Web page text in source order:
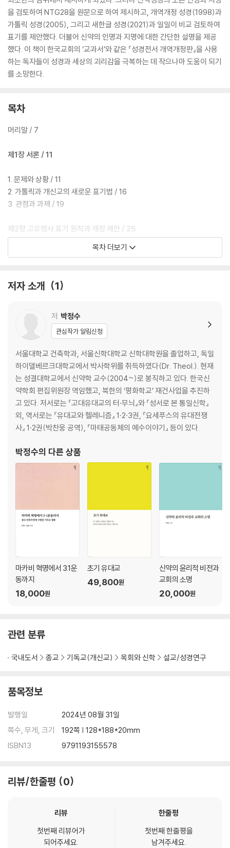
을 검토하여 NTG28을 원문으로 하여 제시하고, 개역개정 성경(1998)과
가톨릭 성경(2005), 그리고 새한글 성경(2021)과 일일이 비교 검토하여
표기를 제안했다. 더불어 신약의 인명과 지명에 대한 간단한 설명을 제공
했다. 이 책이 한국교회의 ‘교과서’와 같은 『성경전서 개역개정판』을 사용
하는 독자들이 성경과 세상의 괴리감을 극복하는 데 작으나마 도움이 되기
를 소망한다.
목차
머리말 / 7
제1장 서론 / 11
1. 문제와 상황 / 11
2. 가톨릭과 개신교의 새로운 표기법 / 16
3. 관점과 과제 / 19
제2장 고유명사 표기 원칙과 개정 제안 / 25
1) 파열음 표기 / 33
3) 기타 자음 표기 / 40
4. 모음 표기 / 42
1) ‘υ’의 음가와 표기 / 42
2) 모음 일반 규칙 / 49
제3장 관용의 범위 / 53
1. 어말 ‘-?’ 생략 / 54
2. 히브리어와 라틴어 표기 원칙 / 60
3. 인명 표기 세부 지침 / 62
1) 히브리어와 그리스어 / 69
2) 라틴어와 그리스어 / 72
1. 연속된 지명 표기 / 81
제5장 결론 / 93
1. 신약 고유명사의 새로운 표기 원칙 / 95
1. 고전 그리스어 자모와 한글 대조표 / 183
참고 문헌 / 189
목차 더보기
저자 소개 1
저 박정수
관심작가 알림신청
서울대학교 건축학과, 서울신학대학교 신학대학원을 졸업하고, 독일
하이델베르크대학교에서 박사학위를 취득하였다(Dr. Theol.). 현재
는 성결대학교에서 신약학 교수(2004~)로 봉직하고 있다. 한국신
약학회 편집위원장 역임했고, 북한의 ‘평화학교’ 재건사업을 추진하
고 있다. 저서로는 『고대유대교의 터·무늬』와 『성서로 본 통일신학』
외, 역서로는 『유대교와 헬레니즘』 1·2·3권, 『요세푸스의 유대전쟁
사』 1·2권(박찬웅 공역), 『마태공동체의 예수이야기』 등이 있다.
박정수의 다른 상품
마카비 혁명에서 3.1운
동까지
18,000원
초기 유대교
49,800원
신약의 윤리적 비전과
교회의 소명
20,000원
관련 분류
국내도서 종교 기독교(개신교) 목회와 신학 설교/성경연구
품목정보
발행일
2024년 08월 31일
쪽수, 무게, 크기
192쪽 | 128*188*20mm
ISBN13
9791193155578
리뷰/한줄평 0
리뷰
첫번째 리뷰어가
되어주세요.
한줄평
첫번째 한줄평을
남겨주세요.